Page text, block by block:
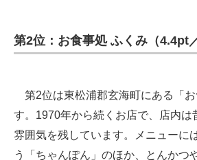
第2位：お食事処 ふくみ（4.4pt
第2位は東松浦郡玄海町にある「
す。1970年から続くお店で、店内は
雰囲気を残しています。メニューに
う「ちゃんぽん」のほか、とんかつ